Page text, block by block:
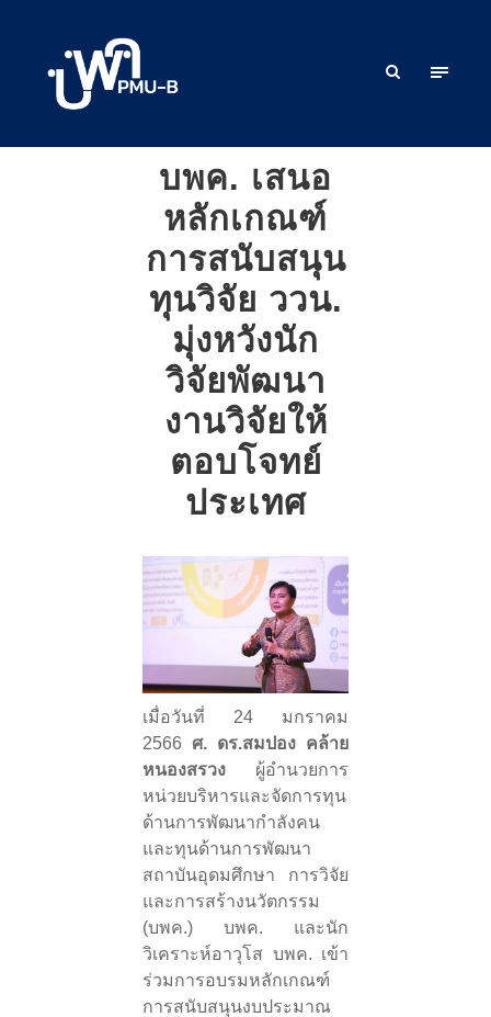
บพค. เสนอ
หลักเกณฑ์
การสนับสนุน
ทุนวิจัย ววน.
มุ่งหวังนัก
วิจัยพัฒนา
งานวิจัยให้
ตอบโจทย์
ประเทศ
เมื่อวันที่ 24 มกราคม
2566 ศ. ดร.สมปอง คล้าย
หนองสรวง ผู้อำนวยการ
หน่วยบริหารและจัดการทุน
ด้านการพัฒนากำลังคน
และทุนด้านการพัฒนา
สถาบันอุดมศึกษา การวิจัย
และการสร้างนวัตกรรม
(บพค.) บพค. และนัก
วิเคราะห์อาวุโส บพค. เข้า
ร่วมการอบรมหลักเกณฑ์
การสนับสนุนงบประมาณ